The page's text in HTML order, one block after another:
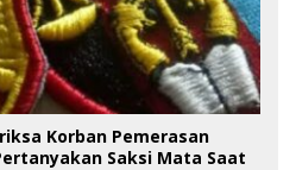
Korban Pemerasan
Saksi Mata Saat